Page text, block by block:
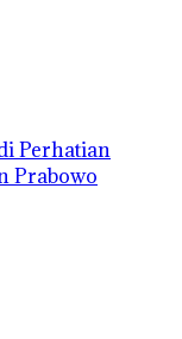
Perhatian
Prabowo